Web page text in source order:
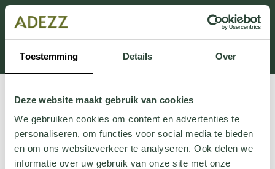
Toestemming Details Over
Deze website maakt gebruik van cookies
We gebruiken cookies om content en advertenties te
personaliseren, om functies voor social media te bieden
en om ons websiteverkeer te analyseren. Ook delen we
informatie over uw gebruik van onze site met onze
Dit onderdeel is momenteel in onderhoud.
Als je informatie mist kun je ons bellen +31 413 274
168 of mailen
Customersupport@adezz.com.